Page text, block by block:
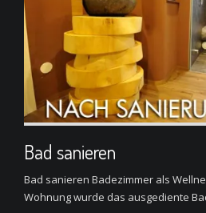
Bad sanieren
Bad sanieren Badezimmer als
Wohnung wurde das ausgediente